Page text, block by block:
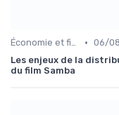
Économie et financement des films • 06/
Les enjeux de la
du film Samba